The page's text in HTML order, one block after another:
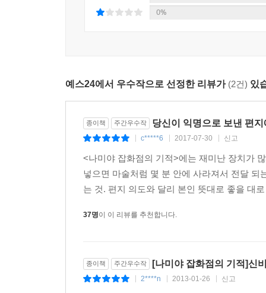
불우한 어린 시절을 보낸 것으로 모자라 어른
……
앞으로 삼십 년만 지나보세요. 그런 태평한 소리
취직이 될까 말까 하는 시대가 옵니다. 틀림없이 와
_본문 126쪽
하지만 처음에는 비꼬는 듯한 말투에 반감을 가
기적은 여기서 그치지 않는다. 고민 상담을 해
셈이다. 다른 사람의 일을 내 일처럼 여기고 고민
살고 있는 결점투성이의 젊은이들이 그러한 기
젊은이들로 했습니다. 타인의 고민 따위에는
과거에서 날아온 편지를 받았을 때 어떻게 행동할
0%
예스24에서 우수작으로 선정한 리뷰가 (2건) 있
종이책 주간우수작 당신이 익명으로 보낸 편
c*****6 2017-07-30 신고
<나미야 잡화점의 기적>에는 재미난 장치가
넣으면 마술처럼 몇 분 안에 사라져서 전달
는 것. 편지 의도와 달리 본인 뜻대로 좋을 대
37명이 이 리뷰를 추천합니다.
종이책 주간우수작 [나미야 잡화점의 기적]신
2****n 2013-01-26 신고